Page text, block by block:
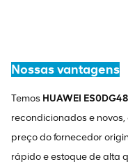
Nossas vantagens
Temos HUAWEI
recondicionados e
preço do fornecedor
rápido e estoque de alta